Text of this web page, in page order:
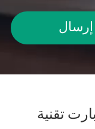
إرسال
تقنية